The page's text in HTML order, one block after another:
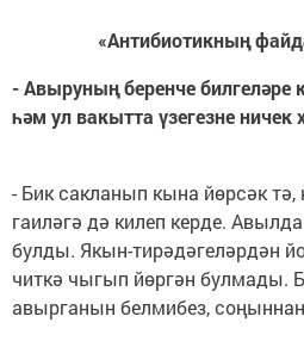
«Антибиотикның
- Авыруның беренче билгеләре
һәм ул вакытта үзегезне ничек
- Бик сакланып кына йөрсәк тә,
гаиләгә дә килеп керде.
булды. Якын-тирәдәгеләрдән
читкә чыгып йөргән булмады.
авырганын белмибез,